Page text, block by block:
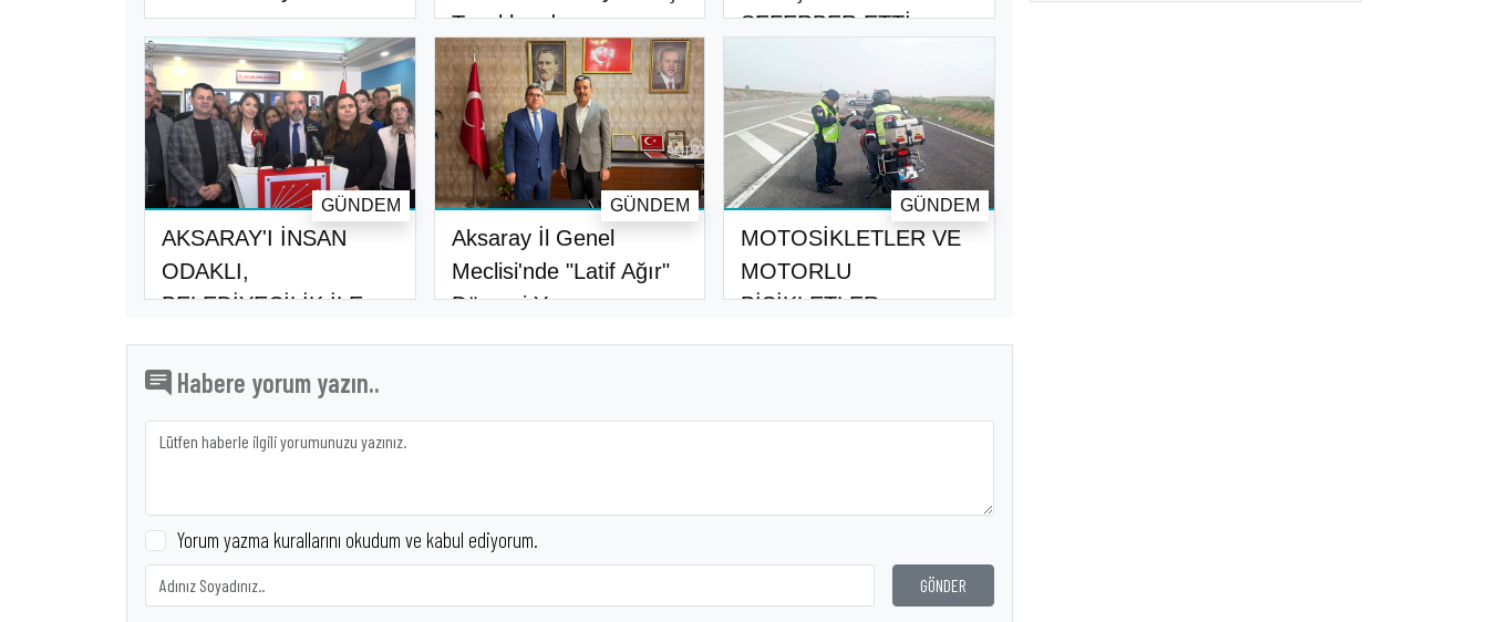
Teyakkuzda..
SEFERBER ETTİ
AKSARAY'I İNSAN
ODAKLI,
BELEDİYECİLİK İLE
GÜNDEM
Aksaray İl Genel
Meclisi'nde "Latif Ağır"
Dönemi Y..
GÜNDEM
MOTOSİKLETLER VE
MOTORLU
BİSİKLETLER
GÜNDEM
Habere yorum yazın..
Yorum yazma kurallarını okudum ve kabul ediyorum.
GÖNDER